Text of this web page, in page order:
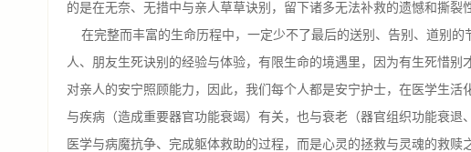
的是在无奈、无措中与亲人草草诀别，留下诸多无法补救的遗憾和撕裂
在完整而丰富的生命历程中，一定少不了最后的送别、告别、道别的
人、朋友生死诀别的经验与体验，有限生命的境遇里，因为有生死惜
对亲人的安宁照顾能力，因此，我们每个人都是安宁护士，在医学生
与疾病（造成重要器官功能衰竭）有关，也与衰老（器官组织功能衰
医学与病魔抗争、完成躯体救助的过程，而是心灵的拯救与灵魂的救